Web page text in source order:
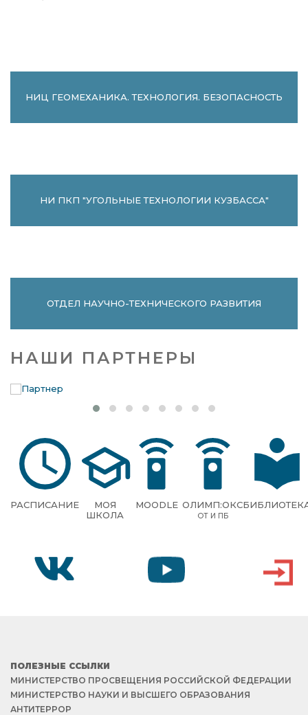
НИЦ ГЕОМЕХАНИКА. ТЕХНОЛОГИЯ. БЕЗОПАСНОСТЬ
НИ ПКП "УГОЛЬНЫЕ ТЕХНОЛОГИИ КУЗБАССА"
ОТДЕЛ НАУЧНО-ТЕХНИЧЕСКОГО РАЗВИТИЯ
НАШИ ПАРТНЕРЫ
РАСПИСАНИЕ
МОЯ
ШКОЛА
MOODLE ОЛИМП:ОКС
ОТ И ПБ
ПОЛЕЗНЫЕ ССЫЛКИ
МИНИСТЕРСТВО ПРОСВЕЩЕНИЯ РОССИЙСКОЙ ФЕДЕРАЦИИ
МИНИСТЕРСТВО НАУКИ И ВЫСШЕГО ОБРАЗОВАНИЯ
АНТИТЕРРОР